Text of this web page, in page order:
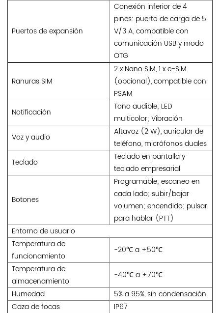
Puertos de expansión
Conexión inferior de 4
pines: puerto de carga de 5
V/3 A, compatible con
comunicación USB y modo
OTG
Ranuras SIM
2 x Nano SIM, 1 x e-SIM
(opcional), compatible con
PSAM
Notificación
Tono audible; LED
multicolor; Vibración
Voz y audio
Altavoz (2 W), auricular de
teléfono, micrófonos duales
Teclado
Teclado en pantalla y
teclado empresarial
Botones
Programable; escaneo en
cada lado; subir/bajar
volumen; encendido; pulsar
para hablar (PTT)
Entorno de usuario
Temperatura de
funcionamiento
-20℃ a +50℃
Temperatura de
almacenamiento
-40℃ a +70℃
Humedad
5% a 95%, sin condensación
Caza de focas
IP67